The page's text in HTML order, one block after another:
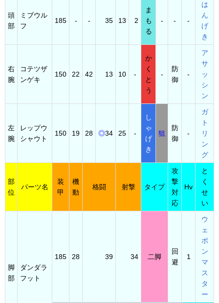
頭
部
ミブウル
フ
185 - - 35 13 2
ま
も
る
- - -
は
ん
げ
き
右
腕
コテツザ
ンゲキ
150 22 42 13 10 -
か
く
と
う
-
防
御
-
ア
サ
ッ
シ
ン
左
腕
レップウ
シャウト
150 19 28 ◎34 25 -
し
ゃ
げ
き
狙
防
御
-
ガ
ト
リ
ン
グ
部
位
パーツ名
装
甲
機
動
格闘 射撃 タイプ
攻
撃
対
応
Hv
と
く
せ
い
脚
部
ダンダラ
フット
185 28 39 34 二脚
回
避
1
ウ
ェ
ポ
ン
マ
ス
タ
ー